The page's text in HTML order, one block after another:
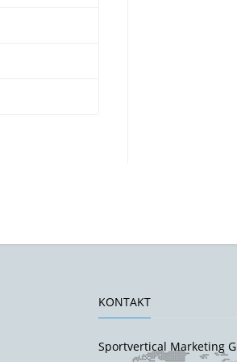
KONTAKT
Sportvertical Marketing